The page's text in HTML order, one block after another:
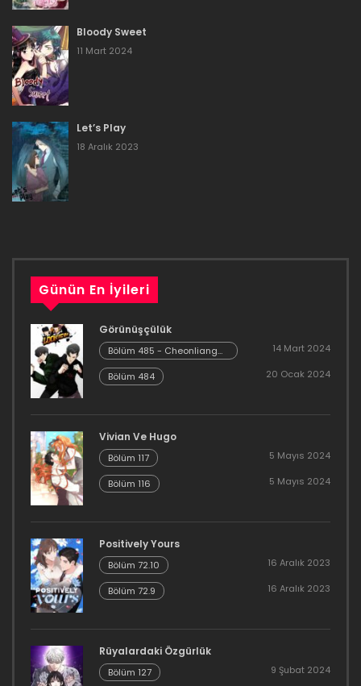
16 Aralık 2023
Bölüm 39
16 Aralık 2023
Bölüm 38
16 Aralık 2023
Bölüm 36
16 Aralık 2023
Bölüm 35
16 Aralık 2023
Bölüm 34
16 Aralık 2023
Bölüm 33
16 Aralık 2023
Bölüm 32
16 Aralık 2023
Bölüm 31
Bölüm 30
Bloody Sweet
11 Mart 2024
Let’s Play
18 Aralık 2023
Günün En İyileri
Görünüşçülük
Bölüm 485 - Cheonliang
[04]
14 Mart 2024
Bölüm 484 20 Ocak 2024
Vivian Ve Hugo
Bölüm 117 5 Mayıs 2024
Bölüm 116 5 Mayıs 2024
Positively Yours
Bölüm 72.10 16 Aralık 2023
Bölüm 72.9 16 Aralık 2023
Rüyalardaki Özgürlük
Bölüm 127 9 Şubat 2024